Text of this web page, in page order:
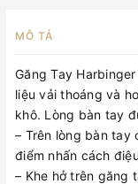
MÔ TẢ
Găng Tay
liệu vải thoáng và
khô. Lòng bàn tay
– Trên lòng bàn tay
điểm nhấn cách
– Khe hở trên găng